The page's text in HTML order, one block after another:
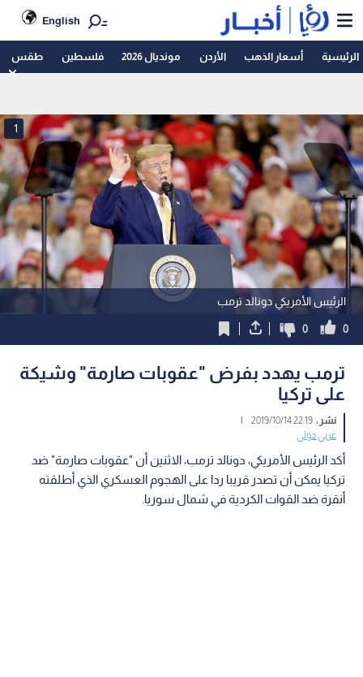
English
الرئيسية أسعار الذهب الأردن مونديال 2026 فلسطين طقس
الرئيس الأمريكي دونالد ترمب
1
0
0
ترمب يهدد بفرض "عقوبات صارمة" وشيكة
على تركيا
نشر :22:19 2019/10/14
|
عربي دولي
أكد الرئيس الأمريكي، دونالد ترمب، الاثنين أن "عقوبات صارمة" ضد
تركيا يمكن أن تصدر قريبا ردا على الهجوم العسكري الذي أطلقته
أنقرة ضد القوات الكردية في شمال سوريا.